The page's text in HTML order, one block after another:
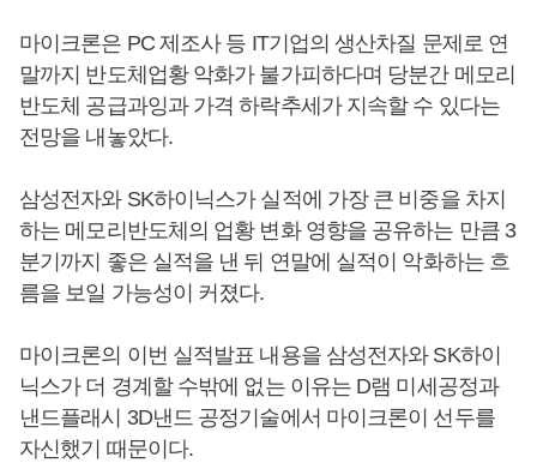
마이크론은 PC 제조사 등 IT기업의 생산차질 문제로 연
말까지 반도체업황 악화가 불가피하다며 당분간 메모리
반도체 공급과잉과 가격 하락추세가 지속할 수 있다는
전망을 내놓았다.
삼성전자와 SK하이닉스가 실적에 가장 큰 비중을 차지
하는 메모리반도체의 업황 변화 영향을 공유하는 만큼 3
분기까지 좋은 실적을 낸 뒤 연말에 실적이 악화하는 흐
름을 보일 가능성이 커졌다.
마이크론의 이번 실적발표 내용을 삼성전자와 SK하이
닉스가 더 경계할 수밖에 없는 이유는 D램 미세공정과
낸드플래시 3D낸드 공정기술에서 마이크론이 선두를
자신했기 때문이다.